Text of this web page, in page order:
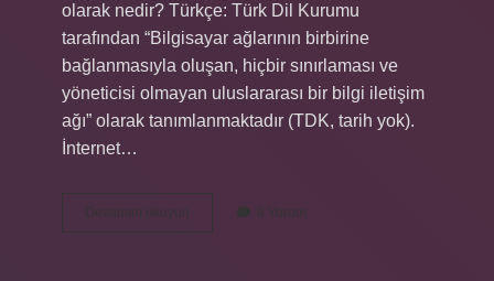
olarak nedir? Türkçe: Türk Dil Kurumu
tarafından “Bilgisayar ağlarının birbirine
bağlanmasıyla oluşan, hiçbir sınırlaması ve
yöneticisi olmayan uluslararası bir bilgi iletişim
ağı” olarak tanımlanmaktadır (TDK, tarih yok).
İnternet…
Devamını okuyun
Ağ
8 Yorum